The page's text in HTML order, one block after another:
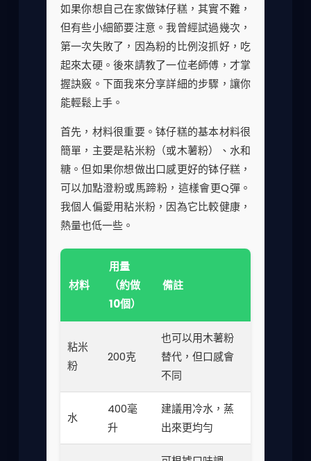
如果你想自己在家做钵仔糕，其實不難，
但有些小細節要注意。我曾經試過幾次，
第一次失敗了，因為粉的比例沒抓好，吃
起來太硬。後來請教了一位老師傅，才掌
握訣竅。下面我來分享詳細的步驟，讓你
能輕鬆上手。
首先，材料很重要。钵仔糕的基本材料很
簡單，主要是粘米粉（或木薯粉）、水和
糖。但如果你想做出口感更好的钵仔糕，
可以加點澄粉或馬蹄粉，這樣會更Q彈。
我個人偏愛用粘米粉，因為它比較健康，
熱量也低一些。
材料
用量
（約做
10個）
備註
粘米
粉
200克
也可以用木薯粉
替代，但口感會
不同
水
400毫
升
建議用冷水，蒸
出來更均勻